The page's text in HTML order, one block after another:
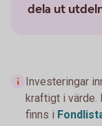
dela ut
Investeringar
kraftigt i värde.
finns i